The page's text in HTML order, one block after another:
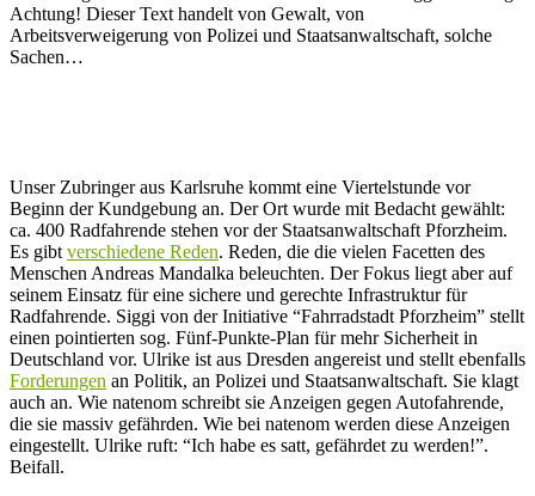
Achtung! Dieser Text handelt von Gewalt, von
Arbeitsverweigerung von Polizei und Staatsanwaltschaft, solche
Sachen…
Unser Zubringer aus Karlsruhe kommt eine Viertelstunde vor
Beginn der Kundgebung an. Der Ort wurde mit Bedacht gewählt:
ca. 400 Radfahrende stehen vor der Staatsanwaltschaft Pforzheim.
Es gibt verschiedene Reden. Reden, die die vielen Facetten des
Menschen Andreas Mandalka beleuchten. Der Fokus liegt aber auf
seinem Einsatz für eine sichere und gerechte Infrastruktur für
Radfahrende. Siggi von der Initiative “Fahrradstadt Pforzheim” stellt
einen pointierten sog. Fünf-Punkte-Plan für mehr Sicherheit in
Deutschland vor. Ulrike ist aus Dresden angereist und stellt ebenfalls
Forderungen an Politik, an Polizei und Staatsanwaltschaft. Sie klagt
auch an. Wie natenom schreibt sie Anzeigen gegen Autofahrende,
die sie massiv gefährden. Wie bei natenom werden diese Anzeigen
eingestellt. Ulrike ruft: “Ich habe es satt, gefährdet zu werden!”.
Beifall.